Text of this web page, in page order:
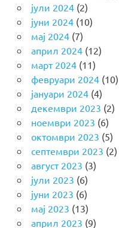
јули 2024(2)
јуни 2024(10)
мај 2024(7)
април 2024(12)
март 2024(11)
февруари 2024(10)
јануари 2024(4)
декември 2023 (2)
ноември 2023 (6)
октомври 2023 (5)
септември 2023 (2)
август 2023 (3)
јули 2023 (6)
јуни 2023 (6)
мај 2023 (13)
април 2023 (9)